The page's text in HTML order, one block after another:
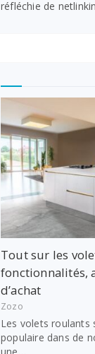
réfléchie de
Tout sur les
fonctionnalités,
d’achat
Zozo
Les volets roulants
populaire dans de